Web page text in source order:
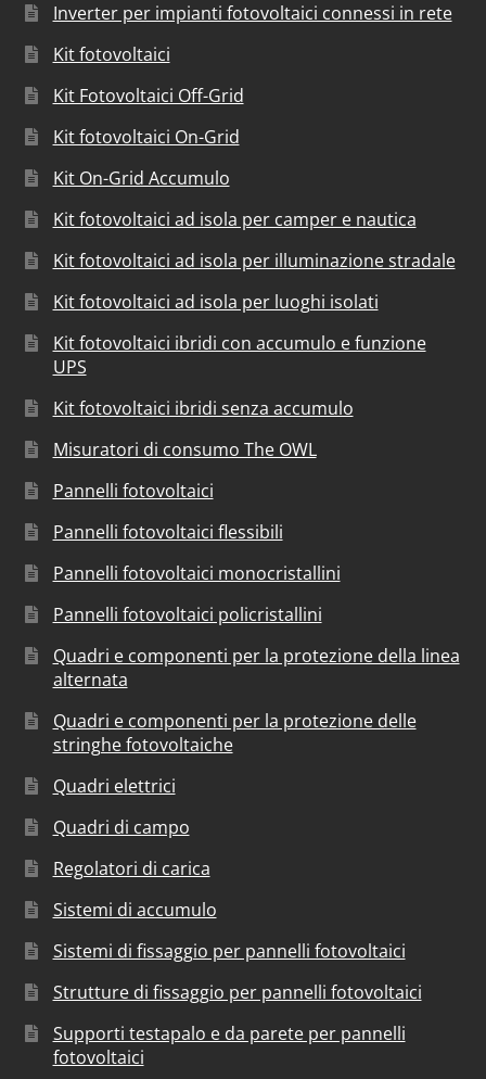
Inverter per impianti fotovoltaici connessi in rete
Kit fotovoltaici
Kit Fotovoltaici Off-Grid
Kit fotovoltaici On-Grid
Kit On-Grid Accumulo
Kit fotovoltaici ad isola per camper e nautica
Kit fotovoltaici ad isola per illuminazione stradale
Kit fotovoltaici ad isola per luoghi isolati
Kit fotovoltaici ibridi con accumulo e funzione
UPS
Kit fotovoltaici ibridi senza accumulo
Misuratori di consumo The OWL
Pannelli fotovoltaici
Pannelli fotovoltaici flessibili
Pannelli fotovoltaici monocristallini
Pannelli fotovoltaici policristallini
Quadri e componenti per la protezione della linea
alternata
Quadri e componenti per la protezione delle
stringhe fotovoltaiche
Quadri elettrici
Quadri di campo
Regolatori di carica
Sistemi di accumulo
Sistemi di fissaggio per pannelli fotovoltaici
Strutture di fissaggio per pannelli fotovoltaici
Supporti testapalo e da parete per pannelli
fotovoltaici